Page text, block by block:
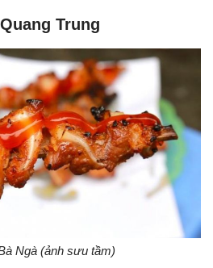
Trung
Ngà (ảnh sưu tầm)